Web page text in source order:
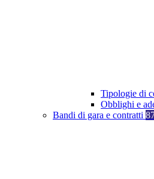
Tipologie di
Obblighi e
Bandi di gara e contratti